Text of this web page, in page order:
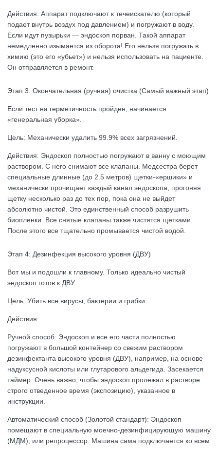
Действия: Аппарат подключают к течеискателю (который
подает внутрь воздух под давлением) и погружают в воду.
Если идут пузырьки — эндоскоп порван. Такой аппарат
немедленно изымается из оборота! Его нельзя погружать в
химию (это его «убьет») и нельзя использовать на пациенте.
Он отправляется в ремонт.
Этап 3: Окончательная (ручная) очистка (Самый важный этап)
Если тест на герметичность пройден, начинается
«генеральная уборка».
Цель: Механически удалить 99.9% всех загрязнений.
Действия: Эндоскоп полностью погружают в ванну с моющим
раствором. С него снимают все клапаны. Медсестра берет
специальные длинные (до 2.5 метров) щетки-«ершики» и
механически прочищает каждый канал эндоскопа, прогоняя
щетку несколько раз до тех пор, пока она не выйдет
абсолютно чистой. Это единственный способ разрушить
биопленки. Все снятые клапаны также чистятся щетками.
После этого все тщательно промывается чистой водой.
Этап 4: Дезинфекция высокого уровня (ДВУ)
Вот мы и подошли к главному. Только идеально чистый
эндоскоп готов к ДВУ.
Цель: Убить все вирусы, бактерии и грибки.
Действия:
Ручной способ: Эндоскоп и все его части полностью
погружают в большой контейнер со свежим раствором
дезинфектанта высокого уровня (ДВУ), например, на основе
надуксусной кислоты или глутарового альдегида. Засекается
таймер. Очень важно, чтобы эндоскоп пролежал в растворе
строго отведенное время (экспозицию), указанное в
инструкции.
Автоматический способ (Золотой стандарт): Эндоскоп
помещают в специальную моечно-дезинфицирующую машину
(МДМ), или репроцессор. Машина сама подключается ко всем